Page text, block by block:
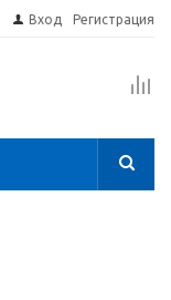
Вход Регистрация